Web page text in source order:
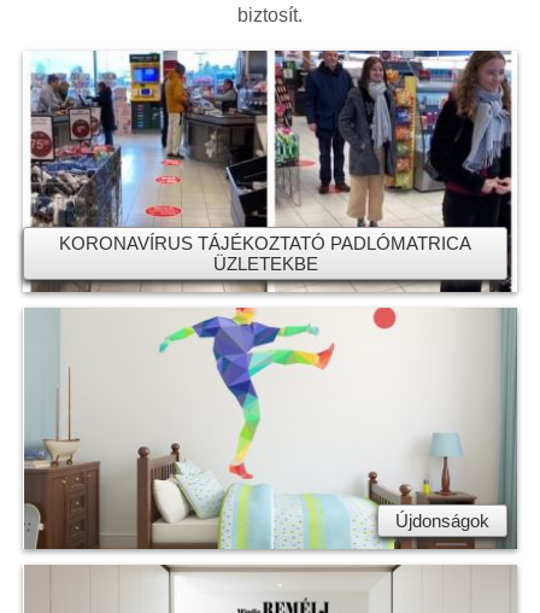
biztosít.
KORONAVÍRUS TÁJÉKOZTATÓ PADLÓMATRICA
ÜZLETEKBE
Újdonságok